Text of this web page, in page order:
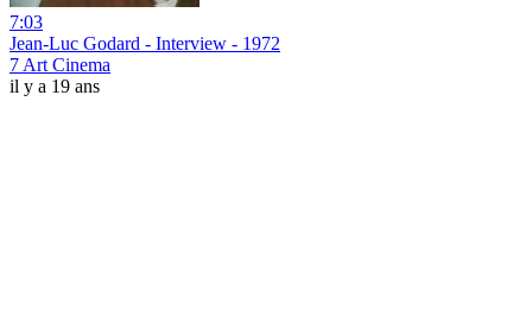
7:03
Jean-Luc Godard - Interview - 1972
7 Art Cinema
il y a 19 ans